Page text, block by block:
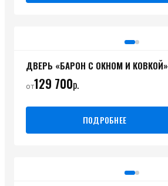
ДВЕРЬ «БАРОН С ОКНОМ И КОВКОЙ»
от129 700р.
ПОДРОБНЕЕ